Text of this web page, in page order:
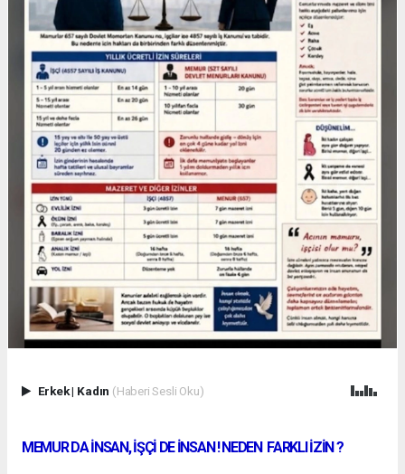
Erkek| Kadın (Haberi Sesli Oku)
MEMUR DA İNSAN, İŞÇİ DE İNSAN ! NEDEN FARKLI İZİN ?